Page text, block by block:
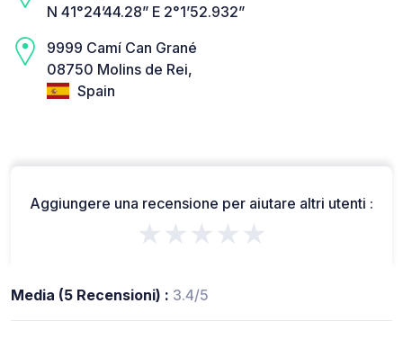
N 41°24’44.28” E 2°1’52.932”
9999 Camí Can Grané
08750 Molins de Rei,
Spain
Aggiungere una recensione per aiutare altri utenti :
★★★★★
Media (5 Recensioni) : 3.4/5